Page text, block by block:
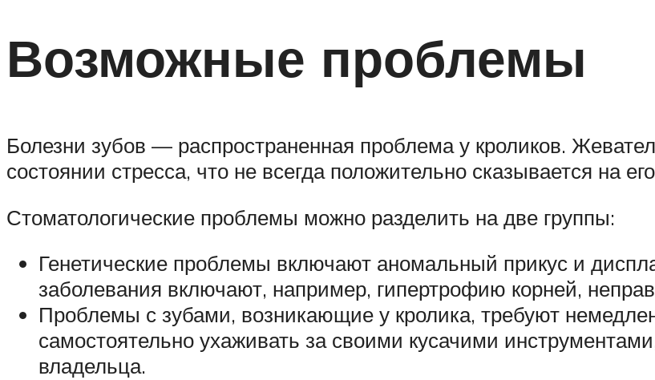
Возможные проблемы
Болезни зубов — распространенная проблема у кроликов.
состоянии стресса, что не всегда положительно сказывается на
Стоматологические проблемы можно разделить на две группы:
Генетические проблемы включают аномальный прикус и
заболевания включают, например, гипертрофию корней,
Проблемы с зубами, возникающие у кролика, требуют
самостоятельно ухаживать за своими кусачими
владельца.